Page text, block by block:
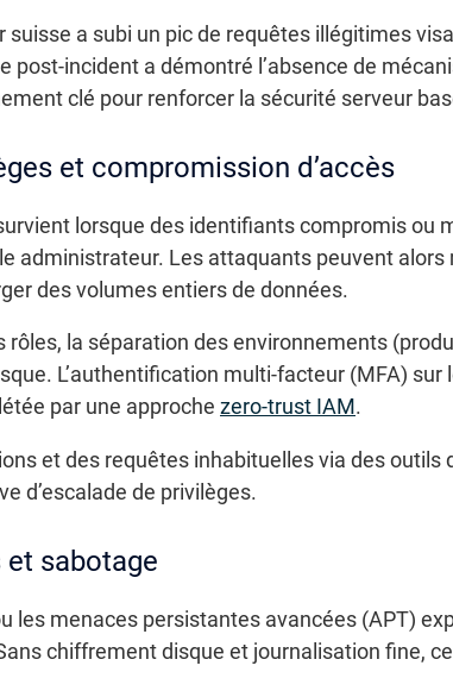
suisse a subi un pic de requêtes illégitimes
post-incident a démontré l’absence de
clé pour renforcer la sécurité serveur
et compromission d’accès
lorsque des identifiants compromis ou
administrateur. Les attaquants peuvent
des volumes entiers de données.
rôles, la séparation des environnements
L’authentification multi-facteur (MFA)
par une approche zero-trust IAM .
et des requêtes inhabituelles via des
d’escalade de privilèges.
et sabotage
les menaces persistantes avancées (APT)
chiffrement disque et journalisation fine,